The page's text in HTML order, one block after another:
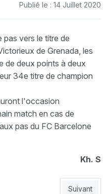
Publié le : 14 Juillet 2020
pas vers le titre de
de Grenada, les
de deux points à deux
34e titre de champion
l'occasion
match en cas de
pas du FC Barcelone
Kh. S
stades de Baraki et Douera
Article
Suivant